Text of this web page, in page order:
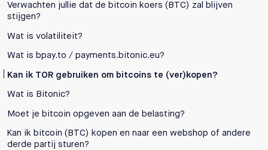
Verwachten jullie dat de bitcoin koers (BTC) zal blijven
stijgen?
Wat is volatiliteit?
Wat is bpay.to / payments.bitonic.eu?
Kan ik TOR gebruiken om bitcoins te (ver)kopen?
Wat is Bitonic?
Moet je bitcoin opgeven aan de belasting?
Kan ik bitcoin (BTC) kopen en naar een webshop of andere
derde partij sturen?